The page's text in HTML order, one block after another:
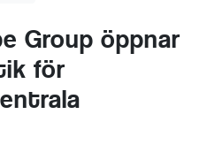
Group öppnar
för